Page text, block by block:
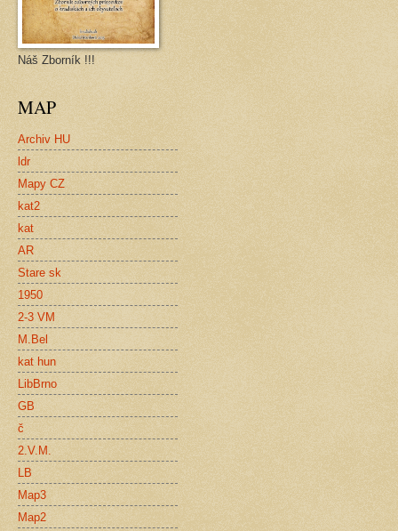
Náš Zborník !!!
MAP
Archiv HU
ldr
Mapy CZ
kat2
kat
AR
Stare sk
1950
2-3 VM
M.Bel
kat hun
LibBrno
GB
č
2.V.M.
LB
Map3
Map2